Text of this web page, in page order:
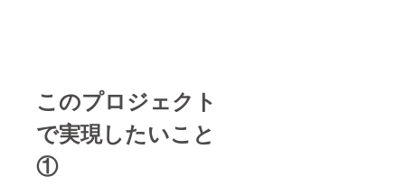
このプロジェクト
で実現したいこと
①